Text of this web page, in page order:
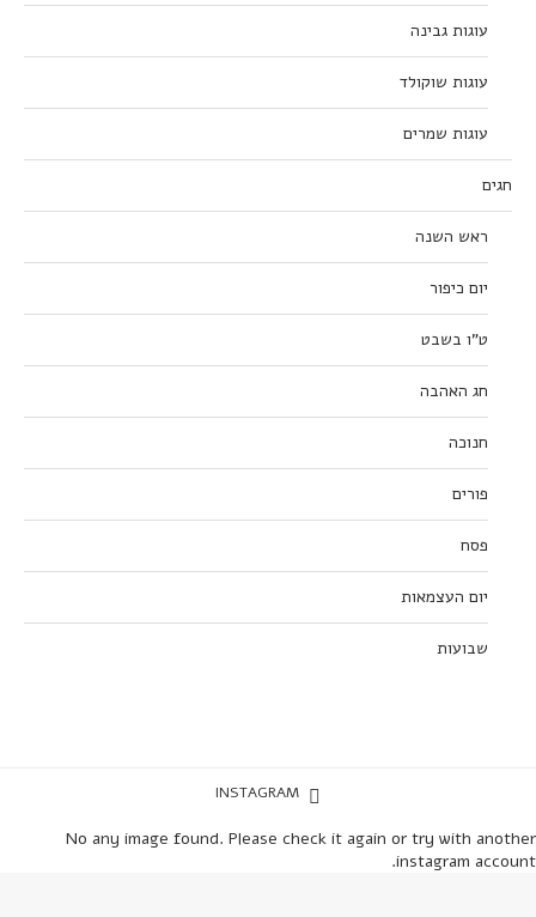
עוגות גבינה
עוגות שוקולד
עוגות שמרים
חגים
ראש השנה
יום כיפור
ט”ו בשבט
חג האהבה
חנוכה
פורים
פסח
יום העצמאות
שבועות
INSTAGRAM
No any image found. Please check it again or try with another
instagram account.